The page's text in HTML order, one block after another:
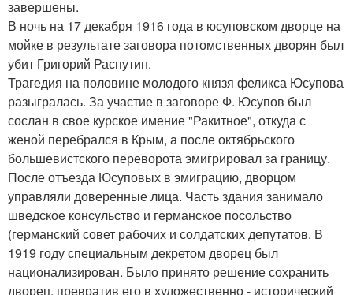
завершены.
В ночь на 17 декабря 1916 года в юсуповском дворце на
мойке в результате заговора потомственных дворян был
убит Григорий Распутин.
Трагедия на половине молодого князя феликса Юсупова
разыгралась. За участие в заговоре Ф. Юсупов был
сослан в свое курское имение "Ракитное", откуда с
женой перебрался в Крым, а после октябрьского
большевистского переворота эмигрировал за границу.
После отъезда Юсуповых в эмиграцию, дворцом
управляли доверенные лица. Часть здания занимало
шведское консульство и германское посольство
(германский совет рабочих и солдатских депутатов. В
1919 году специальным декретом дворец был
национализирован. Было принято решение сохранить
дворец, превратив его в художественно - исторический